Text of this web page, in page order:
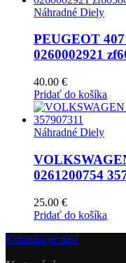
Náhradné Diely
PEUGEOT
0260002921
40.00 €
Pridať do košíka
Náhradné Diely
0261200754
25.00 €
Pridať do košíka
Kontaktujte nás!